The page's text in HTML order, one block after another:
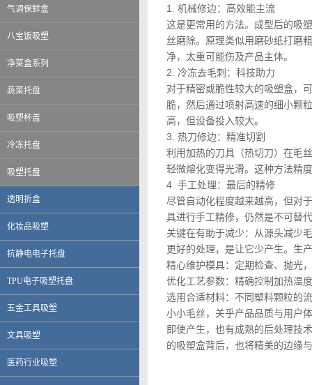
气调保鲜盒
八宝饭吸塑
净菜盒系列
蔬菜托盘
吸塑杯盖
冷冻托盘
吸塑托盘
透明折盒
化妆品吸塑
抗静电电子托盘
TPU电子吸塑托盘
五金工具吸塑
文具吸塑
医药行业吸塑
伟创力电子科技（上海）有限公司
1. 机械修边：高效能主流
这是更常用的方法。成型后的吸
丝磨除。原理类似用磨砂纸打磨
净，太重可能伤及产品主体。
2. 冷冻去毛刺：科技助力
对于精密或脆性较大的吸塑盒，
脆，然后通过喷射高速的细小颗
高，但设备投入较大。
3. 热刀修边：精准切割
利用加热的刀具（热切刀）在毛
轻微熔化变得光滑。这种方法精
4. 手工处理：最后的精修
尽管自动化程度越来越高，但对
具进行手工精修，仍然是不可替
关键在有助于减少：从源头减少
更好的处理，是让它少产生。生
精心维护模具：定期检查、抛光
优化工艺参数：精确控制加热温
选用合适材料：不同塑料颗粒的
小小毛丝，关乎产品品质与用户
即使产生，也有成熟的后处理技
的吸塑盒背后，也将精美的边缘